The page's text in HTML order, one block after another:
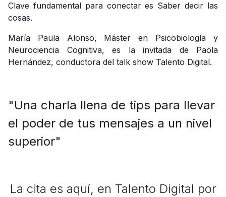
Clave fundamental para conectar es Saber decir las
cosas.
María Paula Alonso, Máster en Psicobiología y
Neurociencia Cognitiva, es la invitada de Paola
Hernández, conductora del talk show Talento Digital.
"Una charla llena de tips para llevar
el poder de tus mensajes a un nivel
superior"
La cita es aquí, en Talento Digital por